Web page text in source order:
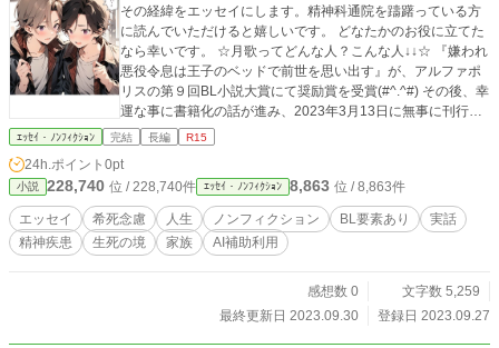
その経緯をエッセイにします。精神科通院を躊躇っている方
に読んでいただけると嬉しいです。 どなたかのお役に立てた
なら幸いです。 ☆月歌ってどんな人？こんな人↓↓☆ 『嫌われ
悪役令息は王子のベッドで前世を思い出す』が、アルファポ
リスの第９回BL小説大賞にて奨励賞を受賞(#^.^#) その後、幸
運な事に書籍化の話が進み、2023年3月13日に無事に刊行さ
れる運びとなりました。４９歳で商業BL作家としてデビュー
ラスです
ｴｯｾｲ・ﾉﾝﾌｨｸｼｮﾝ 完結 長編 R15
24h.ポイント 0pt
小説 228,740 位 / 228,740件 ｴｯｾｲ・ﾉﾝﾌｨｸｼｮﾝ 8,863 位 / 8,863件
エッセイ 希死念慮 人生 ノンフィクション BL要素あり
実話
精神疾患
生死の境 家族 AI補助利用
感想数 0
文字数 5,259
最終更新日 2023.09.30
登録日 2023.09.27